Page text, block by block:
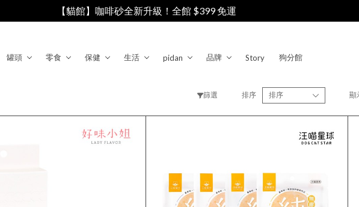
【貓館】咖啡砂全新升級！全館 $399 免運
罐頭 零食 保健 生活 pidan 品牌 Story 狗分館
篩選 排序 排序 顯